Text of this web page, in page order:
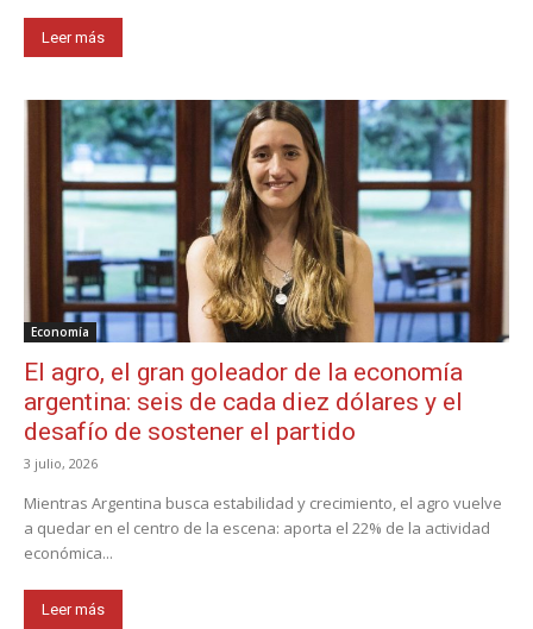
Leer más
Economía
El agro, el gran goleador de la economía
argentina: seis de cada diez dólares y el
desafío de sostener el partido
3 julio, 2026
Mientras Argentina busca estabilidad y crecimiento, el agro vuelve
a quedar en el centro de la escena: aporta el 22% de la actividad
económica...
Leer más